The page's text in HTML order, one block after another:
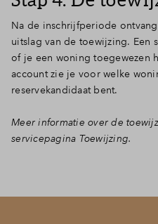
Na de inschrijfperiode
uitslag van de toewijzing. Een
of je een woning toegewezen
account zie je voor welke
reservekandidaat bent.
Meer informatie over de
servicepagina Toewijzing.